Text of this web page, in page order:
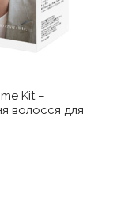
Kit –
волосся для